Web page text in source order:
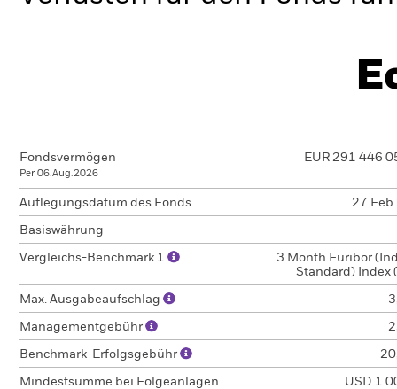
Fondsvermögen
Per 06.Aug.2026
EUR 291 446
Auflegungsdatum des Fonds
Basiswährung
Vergleichs-Benchmark 1
3 Month Euribor
Standard) Index
Max. Ausgabeaufschlag
Managementgebühr
Benchmark-Erfolgsgebühr
Mindestsumme bei Folgeanlagen USD 1